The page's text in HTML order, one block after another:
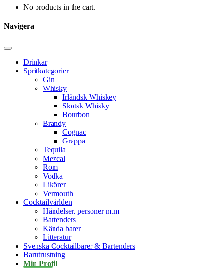
No products in the cart.
Navigera
Drinkar
Spritkategorier
Gin
Whisky
Irländsk Whiskey
Skotsk Whisky
Bourbon
Brandy
Cognac
Grappa
Tequila
Mezcal
Rom
Vodka
Likörer
Vermouth
Cocktailvärlden
Händelser, personer m.m
Bartenders
Kända barer
Litteratur
Svenska Cocktailbarer & Bartenders
Barutrustning
Min Profil